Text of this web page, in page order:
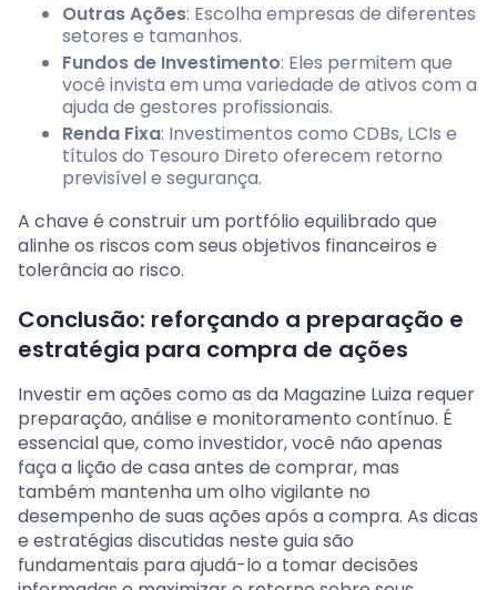
Outras Ações: Escolha empresas de diferentes
setores e tamanhos.
Fundos de Investimento: Eles permitem que
você invista em uma variedade de ativos com a
ajuda de gestores profissionais.
Renda Fixa: Investimentos como CDBs, LCIs e
títulos do Tesouro Direto oferecem retorno
previsível e segurança.
A chave é construir um portfólio equilibrado que
alinhe os riscos com seus objetivos financeiros e
tolerância ao risco.
Conclusão: reforçando a preparação e
estratégia para compra de ações
Investir em ações como as da Magazine Luiza requer
preparação, análise e monitoramento contínuo. É
essencial que, como investidor, você não apenas
faça a lição de casa antes de comprar, mas
também mantenha um olho vigilante no
desempenho de suas ações após a compra. As dicas
e estratégias discutidas neste guia são
fundamentais para ajudá-lo a tomar decisões